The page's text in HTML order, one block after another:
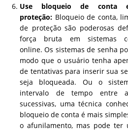
Use bloqueio de conta
proteção: Bloqueio de conta,
de proteção são poderosas
força bruta em sistemas
online. Os sistemas de senha
modo que o usuário tenha
de tentativas para inserir sua
seja bloqueada. Ou o
intervalo de tempo entre
sucessivas, uma técnica
bloqueio de conta é mais
o afunilamento, mas pode ter